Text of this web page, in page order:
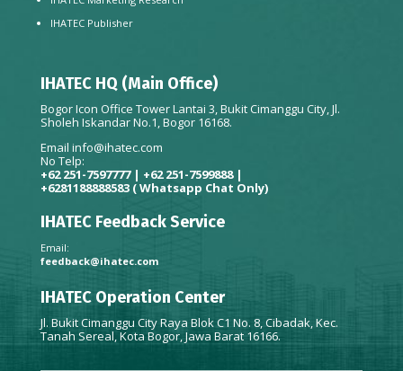
IHATEC Publisher
IHATEC HQ (Main Office)
Bogor Icon Office Tower Lantai 3, Bukit Cimanggu City, Jl.
Sholeh Iskandar No.1, Bogor 16168.
Email info@ihatec.com
No Telp:
+62 251-7597777 | +62 251-7599888 |
+6281188888583 ( Whatsapp Chat Only)
IHATEC Feedback Service
Email:
feedback@ihatec.com
IHATEC Operation Center
Jl. Bukit Cimanggu City Raya Blok C1 No. 8, Cibadak, Kec.
Tanah Sereal, Kota Bogor, Jawa Barat 16166.